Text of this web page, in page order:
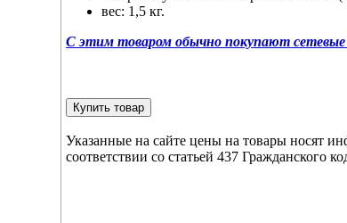
вес: 1,5 кг.
С этим товаром обычно покупают
Купить товар
Указанные на сайте цены на товары носят
соответствии со статьей 437 Гражданского